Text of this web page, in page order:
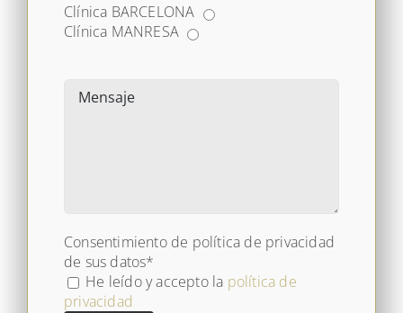
Clínica BARCELONA
Clínica MANRESA
Consentimiento de política de privacidad
de sus datos*
He leído y accepto la política de
privacidad